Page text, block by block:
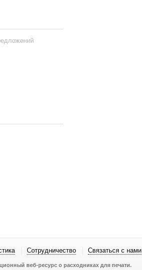
Сотрудничество Связаться с нами
веб-ресурс о расходниках для печати.